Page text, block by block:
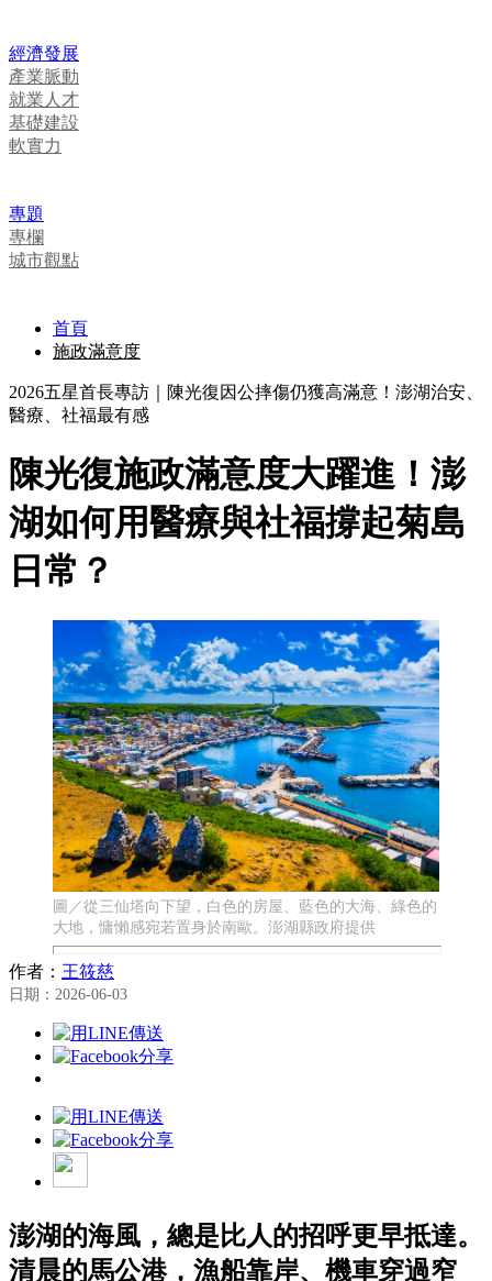
經濟發展
產業脈動
就業人才
基礎建設
軟實力
專題
專欄
城市觀點
首頁
施政滿意度
2026五星首長專訪｜陳光復因公摔傷仍獲高滿意！澎湖治安、
醫療、社福最有感
陳光復施政滿意度大躍進！澎
湖如何用醫療與社福撐起菊島
日常？
圖／從三仙塔向下望，白色的房屋、藍色的大海、綠色的
大地，慵懶感宛若置身於南歐。澎湖縣政府提供
作者： 王筱慈
日期：2026-06-03
澎湖的海風，總是比人的招呼更早抵達。
清晨的馬公港，漁船靠岸、機車穿過窄